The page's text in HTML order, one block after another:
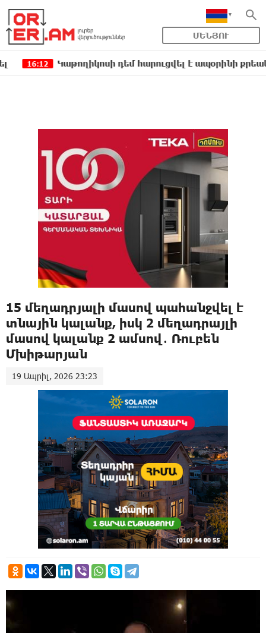
ՄԵՆՅՈՒ
Կաթողիկոսի դեմ հարուցվել է ապօրինի քրեական
15 մեղադրյալի մասով պահանջվել է
տնային կալանք, իսկ 2 մեղադրայլի
մասով կալանք 2 ամսով․ Ռուբեն
Մխիթարյան
19 Ապրիլ, 2026 23:23